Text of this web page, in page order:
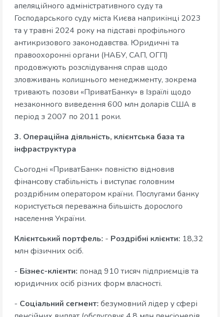
апеляційного адміністративного суду та
Господарського суду міста Києва наприкінці 2023
та у травні 2024 року на підставі профільного
антикризового законодавства. Юридичні та
правоохоронні органи (НАБУ, САП, ОГП)
продовжують розслідування справ щодо
зловживань колишнього менеджменту, зокрема
тривають позови «ПриватБанку» в Ізраїлі щодо
незаконного виведення 600 млн доларів США в
період з 2007 по 2011 роки.
3. Операційна діяльність, клієнтська база та
інфраструктура
Сьогодні «ПриватБанк» повністю відновив
фінансову стабільність і виступає головним
роздрібним оператором країни. Послугами банку
користується переважна більшість дорослого
населення України.
Клієнтський портфель: - Роздрібні клієнти: 18,32
млн фізичних осіб.
- Бізнес-клієнти: понад 910 тисяч підприємців та
юридичних осіб різних форм власності.
- Соціальний сегмент: безумовний лідер у сфері